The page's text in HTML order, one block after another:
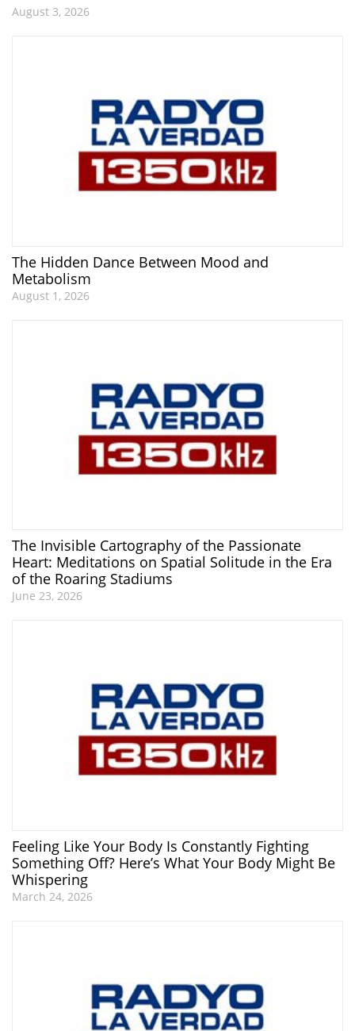
August 3, 2026
The Hidden Dance Between Mood and
Metabolism
August 1, 2026
The Invisible Cartography of the Passionate
Heart: Meditations on Spatial Solitude in the Era
of the Roaring Stadiums
June 23, 2026
Feeling Like Your Body Is Constantly Fighting
Something Off? Here’s What Your Body Might Be
Whispering
March 24, 2026